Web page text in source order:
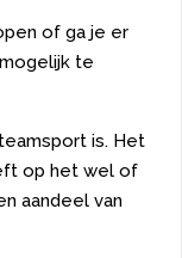
of ga je er
te
is. Het
op het wel of
aandeel van